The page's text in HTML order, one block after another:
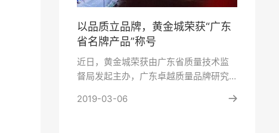
以品质立品牌，黄金城荣获“广东
省名牌产品”称号
近日，黄金城荣获由广东省质量技术监
督局发起主办，广东卓越质量品牌研究
奖，充分···
2019-03-06